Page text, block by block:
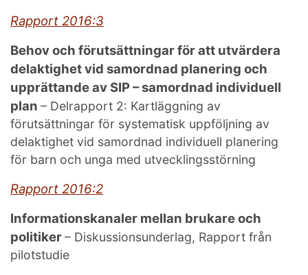
Rapport 2016:3
Behov och förutsättningar för att utvärdera
delaktighet vid samordnad planering och
upprättande av SIP – samordnad individuell
plan – Delrapport 2: Kartläggning av
förutsättningar för systematisk uppföljning av
delaktighet vid samordnad individuell planering
för barn och unga med utvecklingsstörning
Rapport 2016:2
Informationskanaler mellan brukare och
politiker– Diskussionsunderlag, Rapport från
pilotstudie